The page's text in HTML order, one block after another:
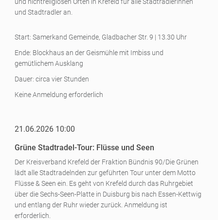
und Stadtradler an.
Start: Samerkand Gemeinde, Gladbacher Str. 9 | 13.30 Uhr
Ende: Blockhaus an der Geismühle mit Imbiss und
gemütlichem Ausklang
Dauer: circa vier Stunden
Keine Anmeldung erforderlich
21.06.2026 10:00
Grüne Stadtradel-Tour: Flüsse und Seen
Der Kreisverband Krefeld der Fraktion Bündnis 90/Die Grünen
lädt alle Stadtradelnden zur geführten Tour unter dem Motto
Flüsse & Seen ein. Es geht von Krefeld durch das Ruhrgebiet
über die Sechs-Seen-Platte in Duisburg bis nach Essen-Kettwig
und entlang der Ruhr wieder zurück. Anmeldung ist
erforderlich.